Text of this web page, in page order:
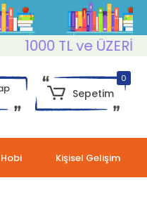
1000 TL ve ÜZERİ
0
Sepetim
Hobi Kişisel Gelişim